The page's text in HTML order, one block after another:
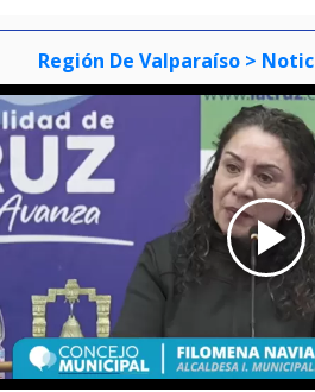
Región De Valparaíso >